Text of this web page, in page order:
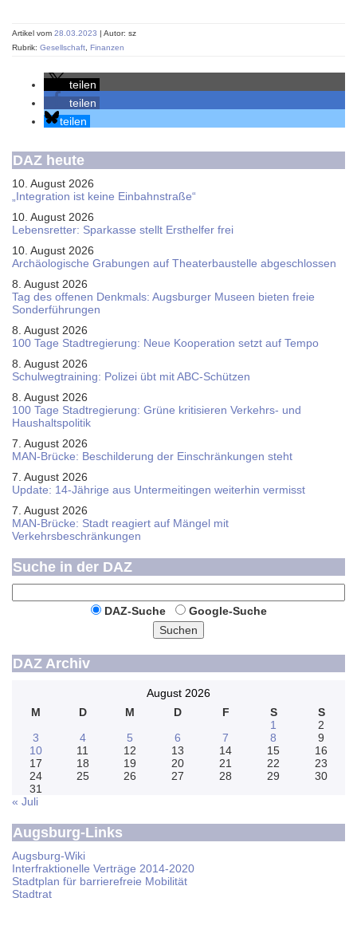
Artikel vom 28.03.2023 | Autor: sz
Rubrik: Gesellschaft Finanzen
teilen
teilen
teilen
DAZ heute
10. August 2026
„Integration ist keine Einbahnstraße“
10. August 2026
Le­bens­ret­ter: Spar­kas­se stellt Erst­hel­fer frei
10. August 2026
Ar­chäo­lo­gi­sche Gra­bun­gen auf Thea­ter­bau­stel­le ab­ge­schlos­sen
8. August 2026
Tag des offenen Denkmals: Augsburger Museen bieten freie
Sonderführungen
8. August 2026
100 Tage Stadtregierung: Neue Kooperation setzt auf Tempo
8. August 2026
Schul­weg­trai­ning: Poli­zei übt mit ABC-Schüt­zen
8. August 2026
100 Tage Stadtregierung: Grüne kritisieren Verkehrs- und
Haushaltspolitik
7. August 2026
MAN-Brücke: Beschilderung der Einschränkungen steht
7. August 2026
Update: 14-Jährige aus Untermeitingen weiterhin vermisst
7. August 2026
MAN-Brücke: Stadt reagiert auf Mängel mit
Verkehrsbeschränkungen
Suche in der DAZ
DAZ-Suche
Google-Suche
Suchen
DAZ Archiv
August 2026
M
D M D F S
S
1
2
3
4 5 6 7 8
9
10
11 12 13 14 15
16
17
18 19 20 21 22
23
24
25 26 27 28 29
30
31
« Juli
Augsburg-Links
Augsburg-Wiki
Interfraktionelle Verträge 2014-2020
Stadtplan für barrierefreie Mobilität
Stadtrat